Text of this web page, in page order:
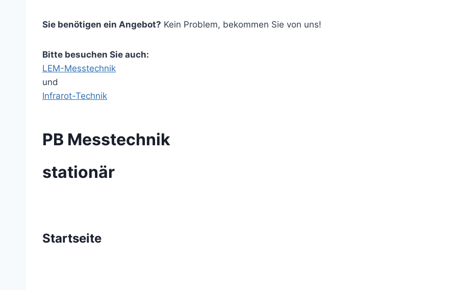
Sie benötigen ein Angebot? Kein Problem, bekommen Sie von uns!
Bitte besuchen Sie auch:
LEM-Messtechnik
und
Infrarot-Technik
PB Messtechnik
stationär
Startseite